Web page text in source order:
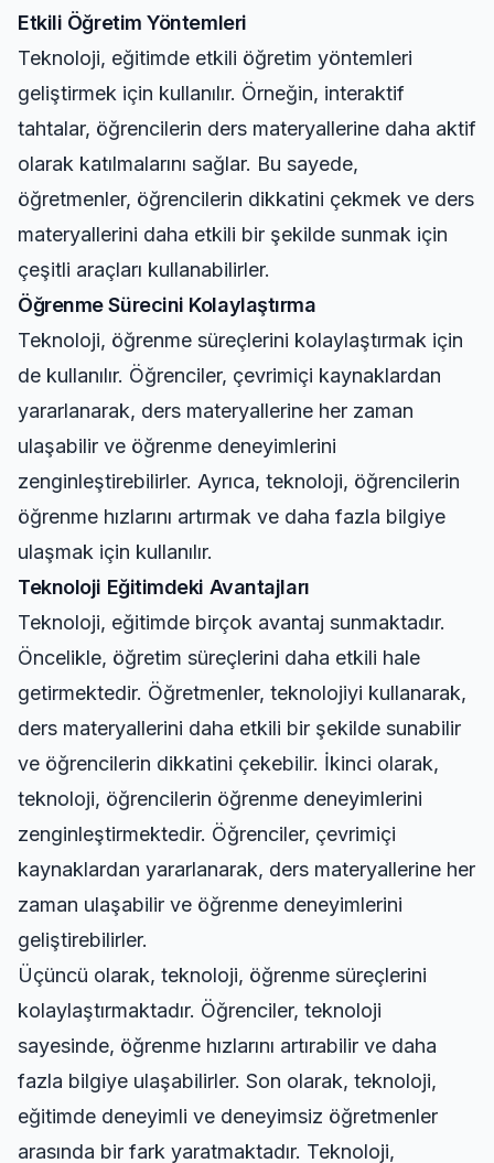
Etkili Öğretim Yöntemleri
Teknoloji, eğitimde etkili öğretim yöntemleri
geliştirmek için kullanılır. Örneğin, interaktif
tahtalar, öğrencilerin ders materyallerine daha aktif
olarak katılmalarını sağlar. Bu sayede,
öğretmenler, öğrencilerin dikkatini çekmek ve ders
materyallerini daha etkili bir şekilde sunmak için
çeşitli araçları kullanabilirler.
Öğrenme Sürecini Kolaylaştırma
Teknoloji, öğrenme süreçlerini kolaylaştırmak için
de kullanılır. Öğrenciler, çevrimiçi kaynaklardan
yararlanarak, ders materyallerine her zaman
ulaşabilir ve öğrenme deneyimlerini
zenginleştirebilirler. Ayrıca, teknoloji, öğrencilerin
öğrenme hızlarını artırmak ve daha fazla bilgiye
ulaşmak için kullanılır.
Teknoloji Eğitimdeki Avantajları
Teknoloji, eğitimde birçok avantaj sunmaktadır.
Öncelikle, öğretim süreçlerini daha etkili hale
getirmektedir. Öğretmenler, teknolojiyi kullanarak,
ders materyallerini daha etkili bir şekilde sunabilir
ve öğrencilerin dikkatini çekebilir. İkinci olarak,
teknoloji, öğrencilerin öğrenme deneyimlerini
zenginleştirmektedir. Öğrenciler, çevrimiçi
kaynaklardan yararlanarak, ders materyallerine her
zaman ulaşabilir ve öğrenme deneyimlerini
geliştirebilirler.
Üçüncü olarak, teknoloji, öğrenme süreçlerini
kolaylaştırmaktadır. Öğrenciler, teknoloji
sayesinde, öğrenme hızlarını artırabilir ve daha
fazla bilgiye ulaşabilirler. Son olarak, teknoloji,
eğitimde deneyimli ve deneyimsiz öğretmenler
arasında bir fark yaratmaktadır. Teknoloji,